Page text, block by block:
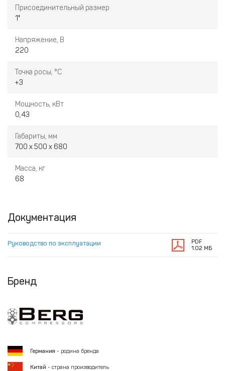
Присоединительный размер
1"
Напряжение, В
220
Точка росы, °С
+3
Мощность, кВт
0,43
Габариты, мм
700 х 500 х 680
Масса, кг
68
Документация
Руководство по эксплуатации
PDF
1.02 МБ
Бренд
Германия - родина бренда
Китай - страна производитель